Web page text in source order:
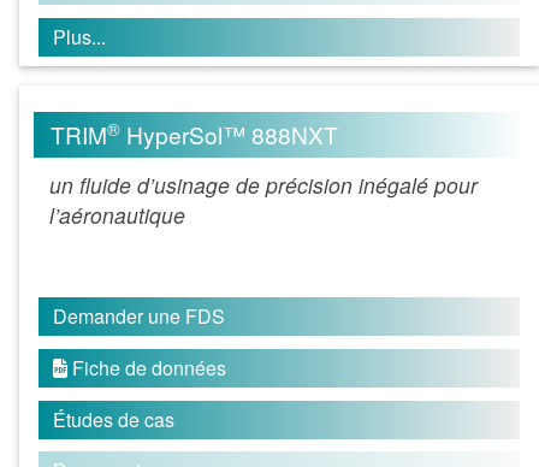
Plus...
TRIM® HyperSol™ 888NXT
un fluide d’usinage de précision inégalé pour
l’aéronautique
Demander une FDS
 Fiche de données
Études de cas